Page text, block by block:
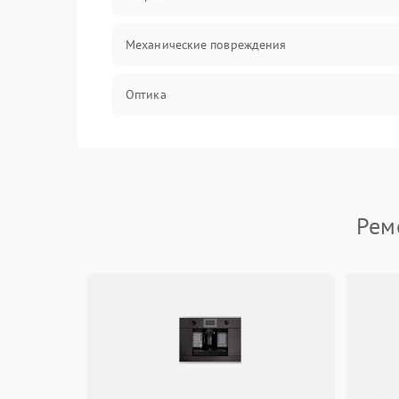
Механические повреждения
Оптика